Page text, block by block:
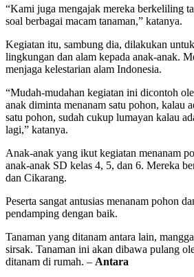
“Kami juga mengajak mereka berkeliling
soal berbagai macam tanaman,” katanya.
Kegiatan itu, sambung dia, dilakukan
lingkungan dan alam kepada anak-anak.
menjaga kelestarian alam Indonesia.
“Mudah-mudahan kegiatan ini dicontoh
anak diminta menanam satu pohon, kalau
satu pohon, sudah cukup lumayan kalau
lagi,” katanya.
Anak-anak yang ikut kegiatan menanam
anak-anak SD kelas 4, 5, dan 6. Mereka
dan Cikarang.
Peserta sangat antusias menanam pohon
pendamping dengan baik.
Tanaman yang ditanam antara lain,
sirsak. Tanaman ini akan dibawa pulang
ditanam di rumah. – Antara